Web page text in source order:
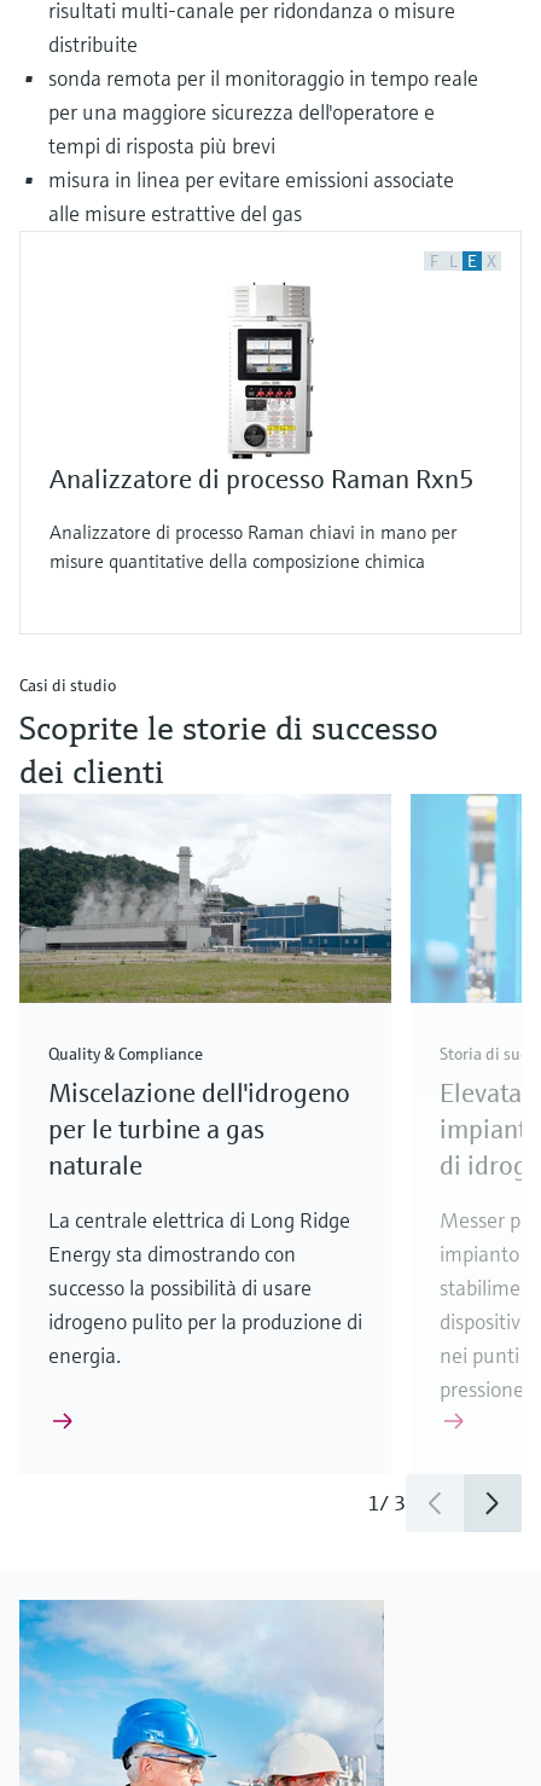
risultati multi-canale per ridondanza o misure
distribuite
sonda remota per il monitoraggio in tempo reale
per una maggiore sicurezza dell'operatore e
tempi di risposta più brevi
misura in linea per evitare emissioni associate
alle misure estrattive del gas
F L E X
Analizzatore di processo Raman Rxn5
Analizzatore di processo Raman chiavi in mano per
misure quantitative della composizione chimica
Casi di studio
Scoprite le storie di successo
dei clienti
Quality & Compliance
Miscelazione dell'idrogeno
per le turbine a gas
naturale
La centrale elettrica di Long Ridge
Energy sta dimostrando con
successo la possibilità di usare
idrogeno pulito per la produzione di
energia.
Storia di
Elevata
di
Messer
impianto
dispositivi
nei punti
pressione
1/ 3